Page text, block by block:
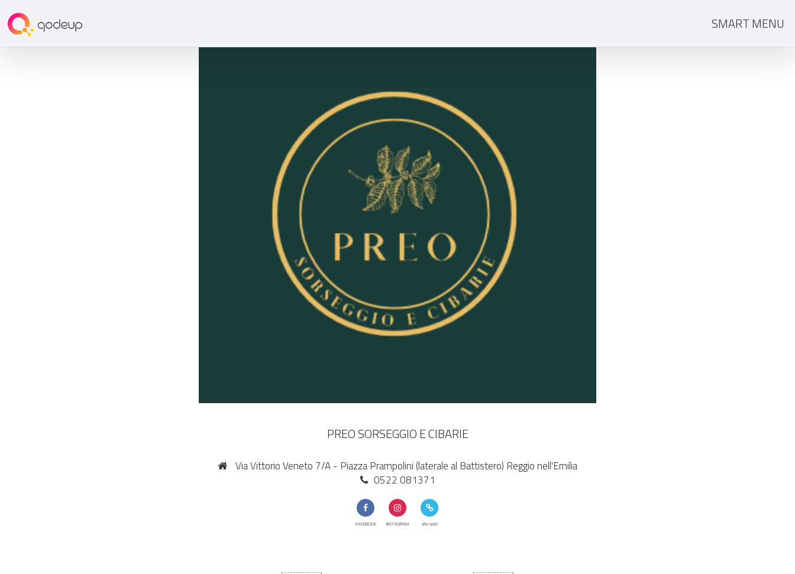
SMART MENU
PREO SORSEGGIO E CIBARIE
Via Vittorio Veneto 7/A - Piazza Prampolini (laterale al Battistero) Reggio nell'Emilia
0522 081371
FACEBOOK INSTAGRAM sito web